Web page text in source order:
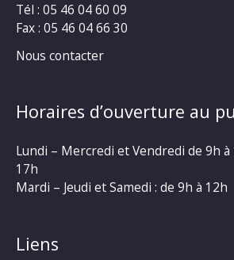
Tél : 05 46 04 60 09
Fax : 05 46 04 66 30
Nous contacter
Horaires d’ouverture au
Lundi – Mercredi et Vendredi de 9h à
17h
Mardi – Jeudi et Samedi : de 9h à 12h
Liens